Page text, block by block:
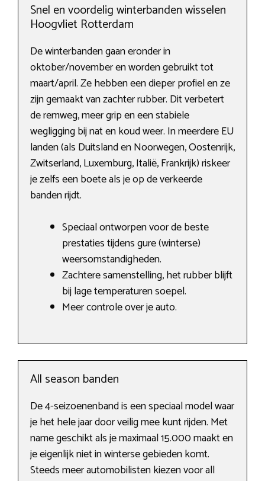
Snel en voordelig winterbanden wisselen
Hoogvliet Rotterdam
De winterbanden gaan eronder in
oktober/november en worden gebruikt tot
maart/april. Ze hebben een dieper profiel en ze
zijn gemaakt van zachter rubber. Dit verbetert
de remweg, meer grip en een stabiele
wegligging bij nat en koud weer. In meerdere EU
landen (als Duitsland en Noorwegen, Oostenrijk,
Zwitserland, Luxemburg, Italië, Frankrijk) riskeer
je zelfs een boete als je op de verkeerde
banden rijdt.
Speciaal ontworpen voor de beste
prestaties tijdens gure (winterse)
weersomstandigheden.
Zachtere samenstelling, het rubber blijft
bij lage temperaturen soepel.
Meer controle over je auto.
All season banden
De 4-seizoenenband is een speciaal model waar
je het hele jaar door veilig mee kunt rijden. Met
name geschikt als je maximaal 15.000 maakt en
je eigenlijk niet in winterse gebieden komt.
Steeds meer automobilisten kiezen voor all